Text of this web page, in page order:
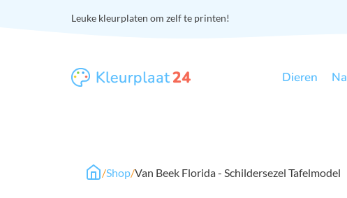
Leuke kleurplaten om zelf te printen!
Dieren
/Shop/Van Beek Florida - Schildersezel Tafelmodel